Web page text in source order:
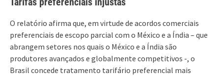
O relatório afirma que, em virtude de acordos comerciais
preferenciais de escopo parcial com o México e a Índia – que
abrangem setores nos quais o México e a Índia são
produtores avançados e globalmente competitivos -, o
Brasil concede tratamento tarifário preferencial mais